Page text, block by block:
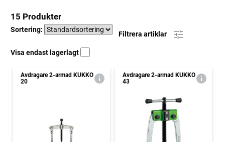
15 Produkter
Sortering:
Filtrera artiklar
Visa endast lagerlagt
Avdragare 2-armad KUKKO
20
Avdragare 2-armad KUKKO
43